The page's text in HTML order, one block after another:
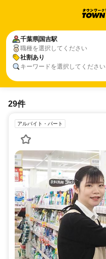
千葉県 国吉駅
職種を選択してください
社割あり
キーワードを選択してください
29件
アルバイト・パート